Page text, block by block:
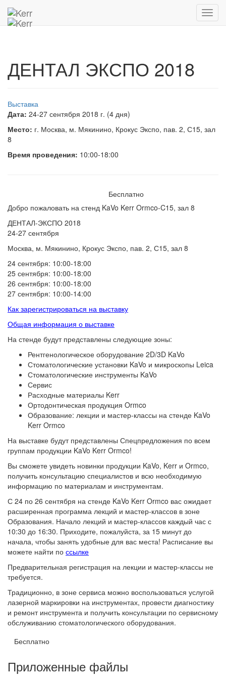
Главная ДЕНТАЛ ЭКСПО 2018
ДЕНТАЛ ЭКСПО 2018
Выставка
Дата: 24-27 сентября 2018 г. (4 дня)
Место: г. Москва, м. Мякинино, Крокус Экспо, пав. 2, С15, зал
8
Время проведения: 10:00-18:00
Бесплатно
Добро пожаловать на стенд KaVo Kerr Ormco-C15, зал 8
ДЕНТАЛ-ЭКСПО 2018
24-27 сентября
Москва, м. Мякинино, Крокус Экспо, пав. 2, С15, зал 8
24 сентября: 10:00-18:00
25 сентября: 10:00-18:00
26 сентября: 10:00-18:00
27 сентября: 10:00-14:00
Как зарегистрироваться на выставку
Общая информация о выставке
На стенде будут представлены следующие зоны:
Рентгенологическое оборудование 2D/3D KaVo
Стоматологические установки KaVo и микроскопы Leica
Стоматологические инструменты KaVo
Сервис
Расходные материалы Kerr
Ортодонтическая продукция Ormco
Образование: лекции и мастер-классы на стенде KaVo
Kerr Ormco
На выставке будут представлены Спецпредложения по всем
группам продукции KaVo Kerr Ormco!
Вы сможете увидеть новинки продукции KaVo, Kerr и Ormco,
получить консультацию специалистов и всю необходимую
информацию по материалам и инструментам.
С 24 по 26 сентября на стенде KaVo Kerr Ormco вас ожидает
расширенная программа лекций и мастер-классов в зоне
Образования. Начало лекций и мастер-классов каждый час с
10:30 до 16:30. Приходите, пожалуйста, за 15 минут до
начала, чтобы занять удобные для вас места! Расписание вы
можете найти по ссылке
Предварительная регистрация на лекции и мастер-классы не
требуется.
Традиционно, в зоне сервиса можно воспользоваться услугой
лазерной маркировки на инструментах, провести диагностику
и ремонт инструмента и получить консультации по сервисному
обслуживанию стоматологического оборудования.
Бесплатно
Приложенные файлы